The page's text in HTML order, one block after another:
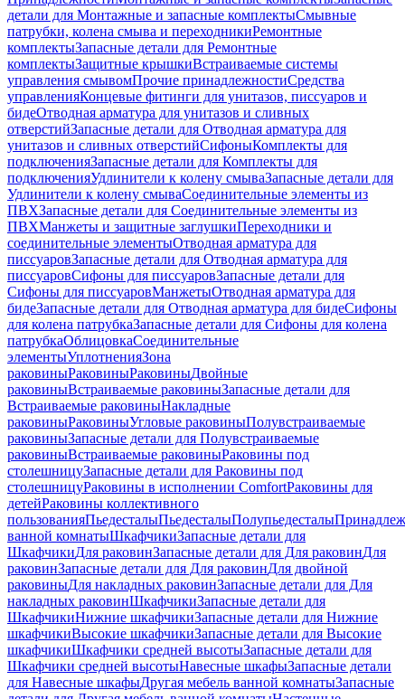
детали для Монтажные и запасные комплектыСмывные
патрубки, колена смыва и переходникиРемонтные
комплектыЗапасные детали для Ремонтные
комплектыЗащитные крышкиВстраиваемые системы
управления смывомПрочие принадлежностиСредства
управленияКонцевые фитинги для унитазов, писсуаров и
бидеОтводная арматура для унитазов и сливных
отверстийЗапасные детали для Отводная арматура для
унитазов и сливных отверстийСифоныКомплекты для
подключенияЗапасные детали для Комплекты для
подключенияУдлинители к колену смываЗапасные детали для
Удлинители к колену смываСоединительные элементы из
ПВХЗапасные детали для Соединительные элементы из
ПВХМанжеты и защитные заглушкиПереходники и
соединительные элементыОтводная арматура для
писсуаровЗапасные детали для Отводная арматура для
писсуаровCифоны для писсуаровЗапасные детали для
Cифоны для писсуаровМанжетыОтводная арматура для
бидеЗапасные детали для Отводная арматура для бидеСифоны
для колена патрубкаЗапасные детали для Сифоны для колена
патрубкаОблицовкаСоединительные
элементыУплотненияЗона
раковиныРаковиныРаковиныДвойные
раковиныВстраиваемые раковиныЗапасные детали для
Встраиваемые раковиныНакладные
раковиныРаковиныУгловые раковиныПолувстраиваемые
раковиныЗапасные детали для Полувстраиваемые
раковиныВстраиваемые раковиныРаковины под
столешницуЗапасные детали для Раковины под
столешницуРаковины в исполнении ComfortPаковины для
детейРаковины коллективного
пользованияПьедесталыПьедесталыПолупьедесталы
ванной комнатыШкафчикиЗапасные детали для
ШкафчикиДля раковинЗапасные детали для Для раковинДля
раковинЗапасные детали для Для раковинДля двойной
раковиныДля накладных pаковинЗапасные детали для Для
накладных pаковинШкафчикиЗапасные детали для
ШкафчикиНижние шкафчикиЗапасные детали для Нижние
шкафчикиВысокие шкафчикиЗапасные детали для Высокие
шкафчикиШкафчики средней высотыЗапасные детали для
Шкафчики средней высотыНавесные шкафыЗапасные детали
для Навесные шкафыДругая мебель ванной комнатыЗапасные